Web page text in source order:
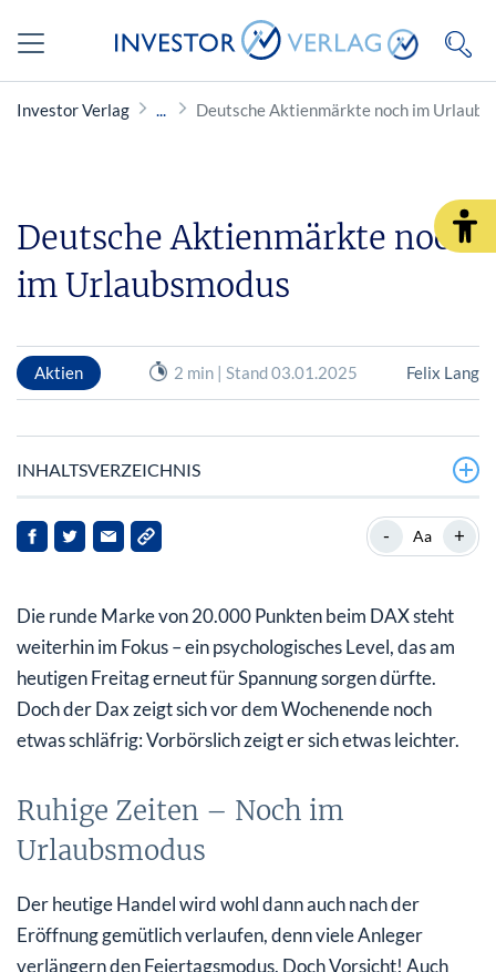
Investor Verlag Deutsche Aktienmärkte noch im
Deutsche Aktienmärkte noch
im Urlaubsmodus
Aktien 2 min | Stand 03.01.2025 Felix Lang
INHALTSVERZEICHNIS
Ruhige Zeiten – Noch im Urlaubsmodus
Tesla & Apple: Tech-Titanen unter Druck
Fernost: Südkorea hebt die Stimmung
Fazit für heute: Ein Mix aus Spannung und Entspannung
- Aa +
Die runde Marke von 20.000 Punkten beim DAX steht
weiterhin im Fokus – ein psychologisches Level, das am
heutigen Freitag erneut für Spannung sorgen dürfte.
Doch der Dax zeigt sich vor dem Wochenende noch
etwas schläfrig: Vorbörslich zeigt er sich etwas leichter.
Ruhige Zeiten – Noch im
Urlaubsmodus
Der heutige Handel wird wohl dann auch nach der
Eröffnung gemütlich verlaufen, denn viele Anleger
verlängern den Feiertagsmodus. Doch Vorsicht! Auch